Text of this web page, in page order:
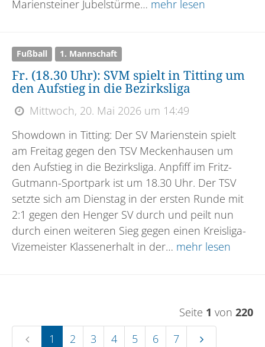
Mariensteiner Jubelstürme… mehr lesen
Fußball 1. Mannschaft
Fr. (18.30 Uhr): SVM spielt in Titting um
den Aufstieg in die Bezirksliga
Mittwoch, 20. Mai 2026 um 14:49
Showdown in Titting: Der SV Marienstein spielt
am Freitag gegen den TSV Meckenhausen um
den Aufstieg in die Bezirksliga. Anpfiff im Fritz-
Gutmann-Sportpark ist um 18.30 Uhr. Der TSV
setzte sich am Dienstag in der ersten Runde mit
2:1 gegen den Henger SV durch und peilt nun
durch einen weiteren Sieg gegen einen Kreisliga-
Vizemeister Klassenerhalt in der… mehr lesen
Seite 1 von 220
1
2 3 4 5 6 7